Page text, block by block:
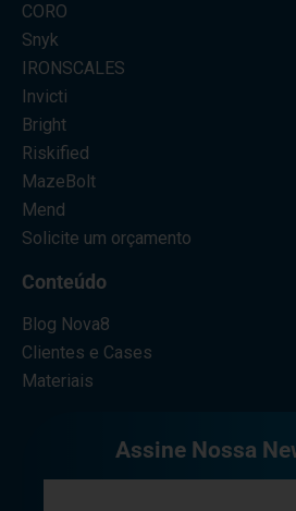
CORO
Snyk
IRONSCALES
Invicti
Bright
Riskified
MazeBolt
Mend
Solicite um orçamento
Conteúdo
Blog Nova8
Clientes e Cases
Materiais
Assine Nossa